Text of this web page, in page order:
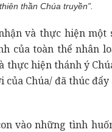
thần Chúa truyền”.
và thực hiện
của toàn thể nhân
thực hiện thánh ý
Chúa/ đã thúc
vào những tình